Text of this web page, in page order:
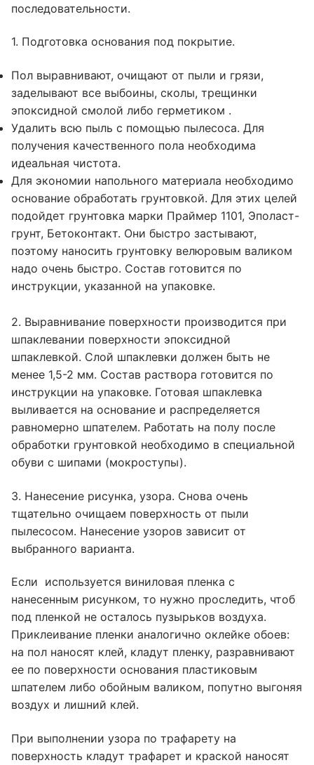
последовательности.
1. Подготовка основания под покрытие.
Пол выравнивают, очищают от пыли и грязи,
заделывают все выбоины, сколы, трещинки
эпоксидной смолой либо герметиком .
Удалить всю пыль с помощью пылесоса. Для
получения качественного пола необходима
идеальная чистота.
Для экономии напольного материала необходимо
основание обработать грунтовкой. Для этих целей
подойдет грунтовка марки Праймер 1101, Эполаст-
грунт, Бетоконтакт. Они быстро застывают,
поэтому наносить грунтовку велюровым валиком
надо очень быстро. Состав готовится по
инструкции, указанной на упаковке.
2. Выравнивание поверхности производится при
шпаклевании поверхности эпоксидной
шпаклевкой. Слой шпаклевки должен быть не
менее 1,5-2 мм. Состав раствора готовится по
инструкции на упаковке. Готовая шпаклевка
выливается на основание и распределяется
равномерно шпателем. Работать на полу после
обработки грунтовкой необходимо в специальной
обуви с шипами (мокроступы).
3. Нанесение рисунка, узора. Снова очень
тщательно очищаем поверхность от пыли
пылесосом. Нанесение узоров зависит от
выбранного варианта.
Если используется виниловая пленка с
нанесенным рисунком, то нужно проследить, чтоб
под пленкой не осталось пузырьков воздуха.
Приклеивание пленки аналогично оклейке обоев:
на пол наносят клей, кладут пленку, разравнивают
ее по поверхности основания пластиковым
шпателем либо обойным валиком, попутно выгоняя
воздух и лишний клей.
При выполнении узора по трафарету на
поверхность кладут трафарет и краской наносят